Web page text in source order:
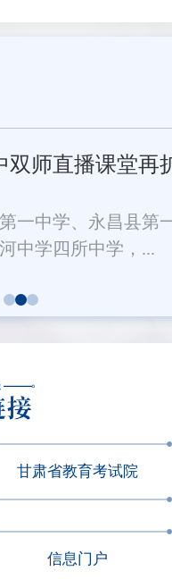
双师直播课堂再
一中学、永昌县第
中学四所中学，...
甘肃省教育考试院
信息门户